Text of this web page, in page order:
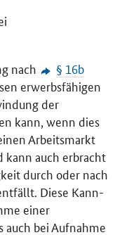
nach
§ 16b
erwerbsfähigen
der
kann, wenn dies
Arbeitsmarkt
kann auch erbracht
durch oder nach
Diese Kann-
einer
auch bei Aufnahme